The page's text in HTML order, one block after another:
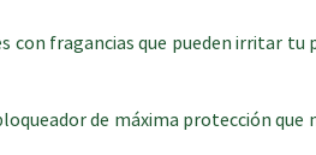
con fragancias que pueden irritar tu
de máxima protección que